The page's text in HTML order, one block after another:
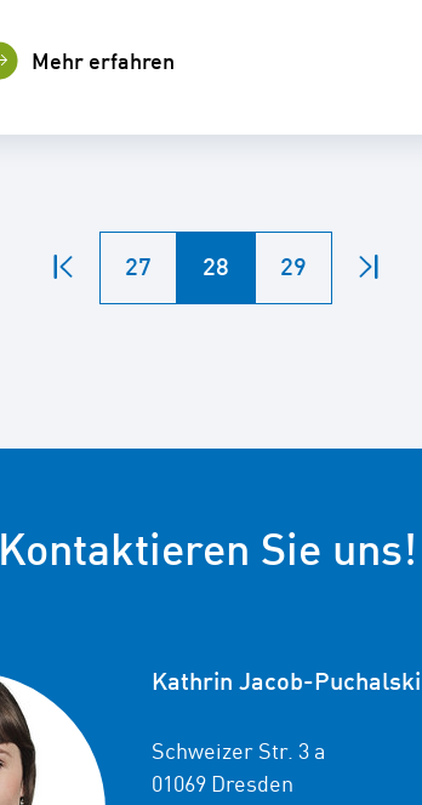
Mehr erfahren
Zum
Seitenanfang
27 28 29
Zum
Kontaktieren Sie uns!
Kathrin Jacob-Puchalski
Schweizer Str. 3 a
01069 Dresden